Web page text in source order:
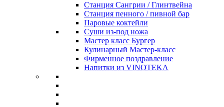
Станция Сангрии / Глинтвейна
Станция пенного / пивной бар
Паровые коктейли
Суши из-под ножа
Мастер класс Бургер
Кулинарный Мастер-класс
Фирменное поздравление
Напитки из VINOTEKA